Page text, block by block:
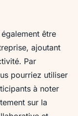
être
ajoutant
Par
pourriez utiliser
à noter
sur la